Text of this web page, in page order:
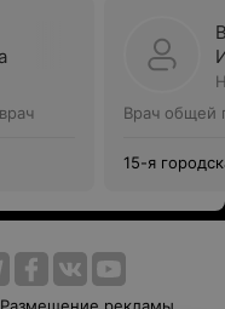
Врач общей
15-я